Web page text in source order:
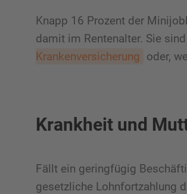
Knapp 16 Prozent der
damit im Rentenalter. Sie
Krankenversicherung
oder,
Krankheit und
Fällt ein geringfügig
gesetzliche Lohnfortzahlung